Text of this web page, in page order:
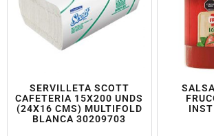
SERVILLETA SCOTT
CAFETERIA 15X200 UNDS
(24X16 CMS) MULTIFOLD
BLANCA 30209703